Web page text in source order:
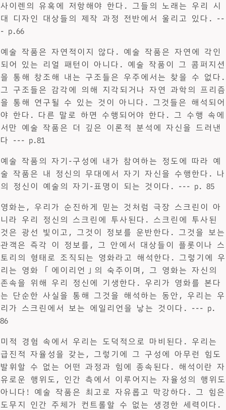
사이렌의 유혹에 저항해야 한다. 그들의 노래는 우리 시
대 디자인 대상들의 제작 과정 전반에서 울리고 있다. --
- p.66
예술 작품은 자연적이지 않다. 예술 작품은 자연에 각인
되어 있는 리얼 패턴이 아니다. 예술 작품이 그 콤퍼지션
을 통해 창조해 내는 구조들은 우주에서는 찾을 수 없다.
그 구조들은 감각에 의해 지각되거나 자연 과학의 프리즘
을 통해 연구될 수 있는 것이 아니다. 그것들은 해석되어
야 한다. 다른 말로 하면 수행되어야 한다. 그 수행 속에
서만 예술 작품은 더 깊은 이론적 분석에 자신을 드러낸
다 --- p.81
예술 작품의 자기-구성에 내가 참여하는 정도에 따라 예
술 작품은 내 정신의 무대에서 자기 자신을 수행한다. 나
의 정신이 예술의 자기-표명이 되는 것이다. --- p. 85
영화는, 우리가 순진하게 믿는 것처럼 극장 스크린이 아
니라 우리 정신의 스크린에 투사된다. 스크린에 투사된
것은 광선 빛이고, 그것이 정보를 운반한다. 그것을 보는
관객은 즉각 이 정보를, 그 안에서 대상들이 플롯이나 스
토리의 형태로 조직되는 영화라고 해석한다. 그렇기에 우
리는 영화 「에이리언」의 숙주이며, 그 영화는 자신의
존속을 위해 우리 정신에 기생한다. 우리가 영화를 본다
는 단순한 사실을 통해 그것을 해석하는 동안, 우리는 우
리가 스크린에서 보는 에일리언을 낳는 것이다. --- p.
86
미적 경험 속에서 우리는 도덕적으로 마비된다. 우리는
급진적 자율성을 갖는, 그렇기에 그 구성에 아무런 힘도
발휘할 수 없는 어떤 과정과 힘에 종속된다. 해석이란 자
유로운 행위도, 인간 측에서 이루어지는 자율성의 행위도
아니다! 예술 작품은 최고로 자유롭고 막강하다. 그 힘은
도무지 인간 주체가 컨트롤할 수 없는 생경한 세력이다.